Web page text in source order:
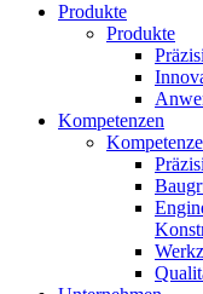
Produkte
Produkte
Kompetenzen